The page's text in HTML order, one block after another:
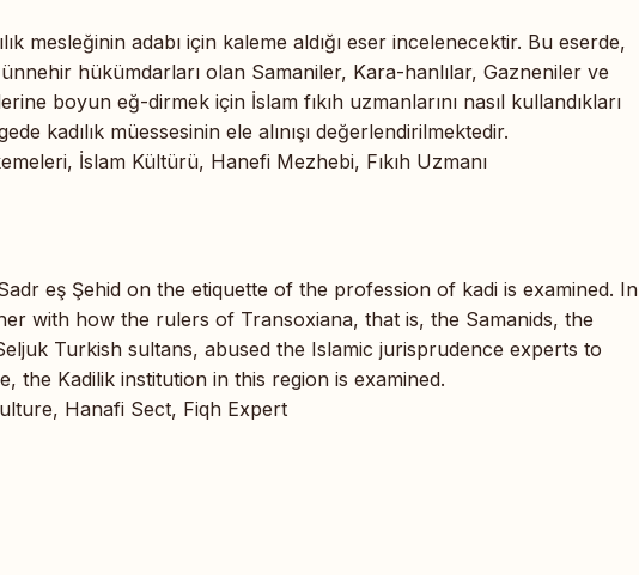
mesleğinin adabı için kaleme aldığı eser incelenecektir. Bu eserde,
hükümdarları olan Samaniler, Kara-hanlılar, Gazneniler ve
boyun eğ-dirmek için İslam fıkıh uzmanlarını nasıl kullandıkları
kadılık müessesinin ele alınışı değerlendirilmektedir.
İslam Kültürü, Hanefi Mezhebi, Fıkıh Uzmanı
eş Şehid on the etiquette of the profession of kadi is examined. In
with how the rulers of Transoxiana, that is, the Samanids, the
Turkish sultans, abused the Islamic jurisprudence experts to
the Kadilik institution in this region is examined.
Hanafi Sect, Fiqh Expert